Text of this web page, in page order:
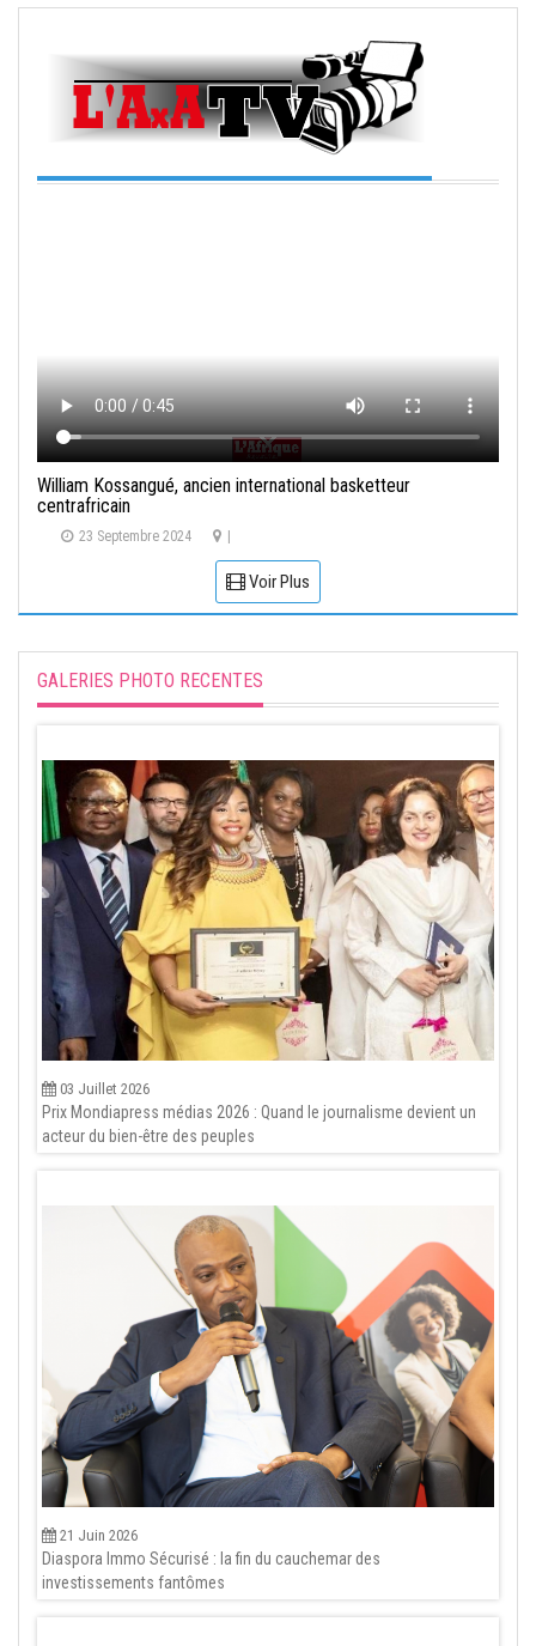
William Kossangué, ancien international basketteur
centrafricain
23 Septembre 2024 |
Voir Plus
GALERIES PHOTO RECENTES
03 Juillet 2026
Prix Mondiapress médias 2026 : Quand le journalisme devient un
acteur du bien-être des peuples
21 Juin 2026
Diaspora Immo Sécurisé : la fin du cauchemar des
investissements fantômes